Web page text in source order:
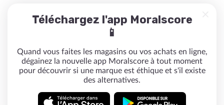
Téléchargez l'app Moralscore
📱
Quand vous faites les magasins ou vos achats en ligne,
dégainez la nouvelle app Moralscore à tout moment
pour découvrir si une marque est éthique et s'il existe
des alternatives.